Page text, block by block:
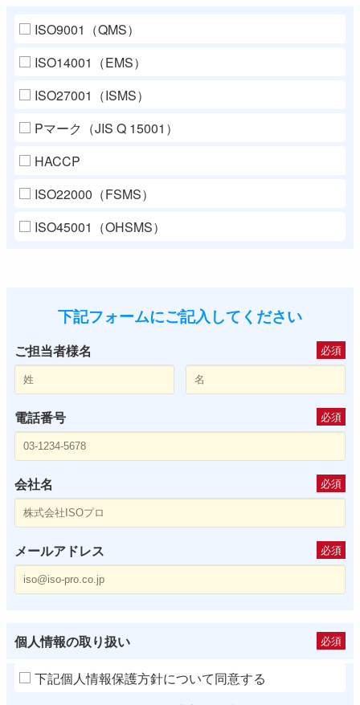
ISO9001（QMS）
ISO14001（EMS）
ISO27001（ISMS）
Pマーク（JIS Q 15001）
HACCP
ISO22000（FSMS）
ISO45001（OHSMS）
下記フォームにご記入してください
ご担当者様名 必須
電話番号 必須
会社名 必須
メールアドレス 必須
個人情報の取り扱い 必須
下記個人情報保護方針について同意する